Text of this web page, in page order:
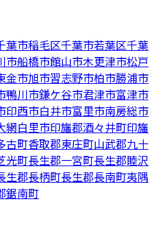
葉市稲毛区千葉市若葉区千葉
市船橋市館山市木更津市松戸
金市旭市習志野市柏市勝浦市
鴨川市鎌ケ谷市君津市富津市
印西市白井市富里市南房総市
網白里市印旛郡酒々井町印旛
古町香取郡東庄町山武郡九十
光町長生郡一宮町長生郡睦沢
生郡長柄町長生郡長南町夷隅
鋸南町